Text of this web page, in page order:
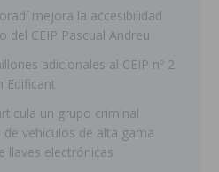
mejora la accesibilidad
del CEIP Pascual Andreu
adicionales al CEIP nº 2
Edificant
un grupo criminal
vehículos de alta gama
llaves electrónicas